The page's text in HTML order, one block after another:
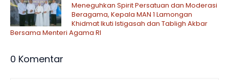
Meneguhkan Spirit Persatuan dan Moderasi
Beragama, Kepala MAN 1 Lamongan
Khidmat Ikuti Istigasah dan Tabligh Akbar
Bersama Menteri Agama RI
0 Komentar